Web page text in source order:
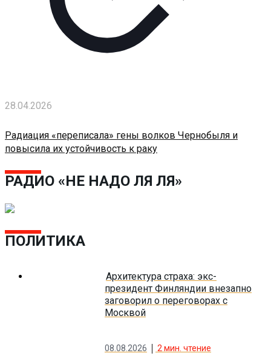
28.04.2026
Радиация «переписала» гены волков Чернобыля и
повысила их устойчивость к раку
РАДИО «НЕ НАДО ЛЯ ЛЯ»
ПОЛИТИКА
Архитектура страха: экс-
президент Финляндии внезапно
заговорил о переговорах с
Москвой
08.08.2026 2 мин. чтение